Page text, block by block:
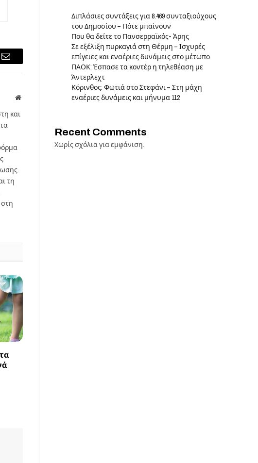
Email
Website
και
τη
Διπλάσιες συντάξεις για 8.469 συνταξιούχους
του Δημοσίου – Πότε μπαίνουν
Που θα δείτε το Πανσερραϊκός- Άρης
Σε εξέλιξη πυρκαγιά στη Θέρμη – Ισχυρές
επίγειες και εναέριες δυνάμεις στο μέτωπο
ΠΑΟΚ: Έσπασε τα κοντέρ η τηλεθέαση με
Άντερλεχτ
Κόρινθος: Φωτιά στο Στεφάνι – Στη μάχη
εναέριες δυνάμεις και μήνυμα 112
Recent Comments
Χωρίς σχόλια για εμφάνιση.